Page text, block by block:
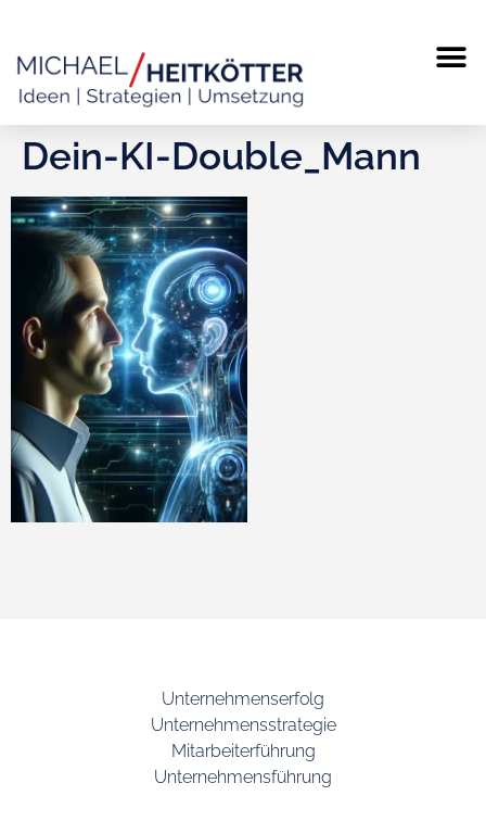
Dein-KI-Double_Mann
Unternehmenserfolg
Unternehmensstrategie
Mitarbeiterführung
Unternehmensführung